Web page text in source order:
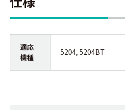
適応
機種
5204, 5204BT